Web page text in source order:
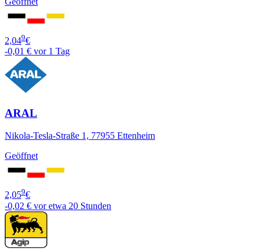
2,049€
-0,01 € vor 1 Tag
ARAL
Nikola-Tesla-Straße 1, 77955 Ettenheim
Geöffnet
2,059€
-0,02 € vor etwa 20 Stunden